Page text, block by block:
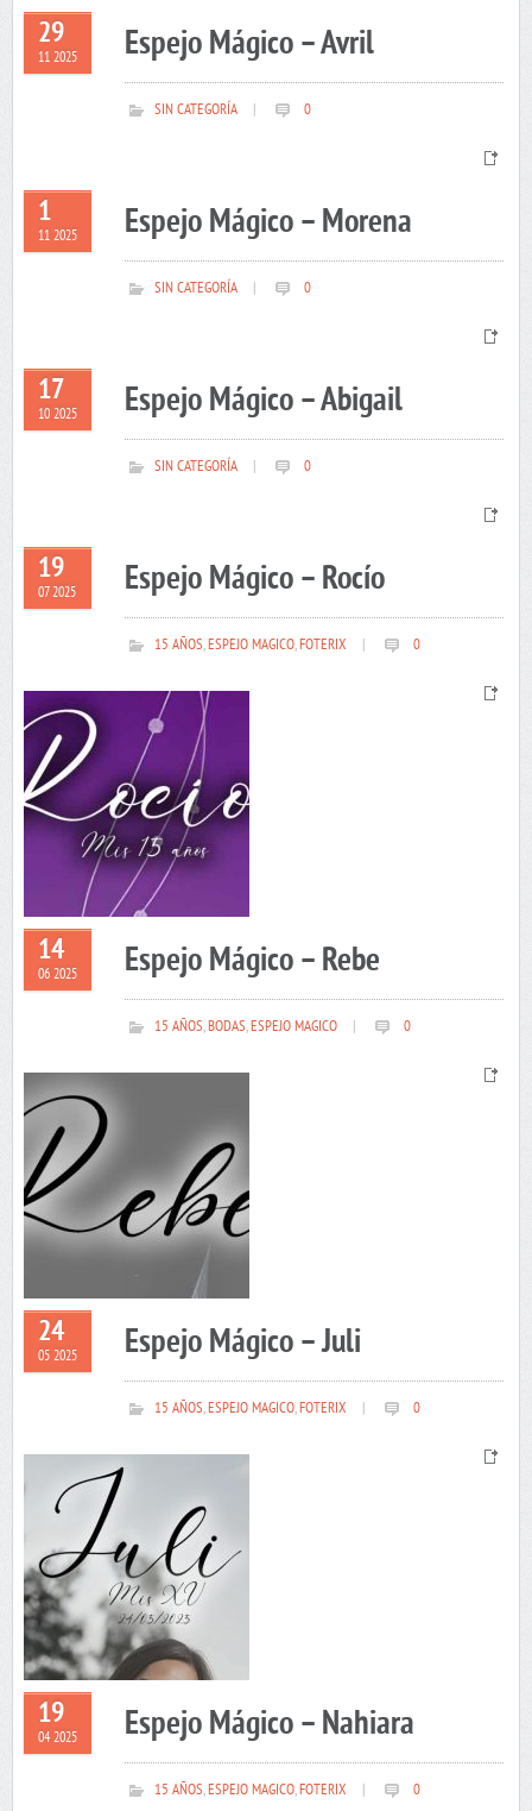
29
11 2025 Espejo Mágico – Avril
SIN CATEGORÍA 0
1
11 2025 Espejo Mágico – Morena
SIN CATEGORÍA 0
17
10 2025 Espejo Mágico – Abigail
SIN CATEGORÍA 0
19
07 2025 Espejo Mágico – Rocío
15 AÑOS,ESPEJO MAGICO,FOTERIX 0
14
06 2025 Espejo Mágico – Rebe
15 AÑOS,BODAS,ESPEJO MAGICO 0
24
05 2025 Espejo Mágico – Juli
15 AÑOS,ESPEJO MAGICO,FOTERIX 0
19
04 2025 Espejo Mágico – Nahiara
15 AÑOS,ESPEJO MAGICO,FOTERIX 0